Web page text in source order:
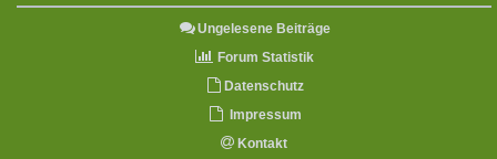
Ungelesene Beiträge
Forum Statistik
Datenschutz
Impressum
Kontakt